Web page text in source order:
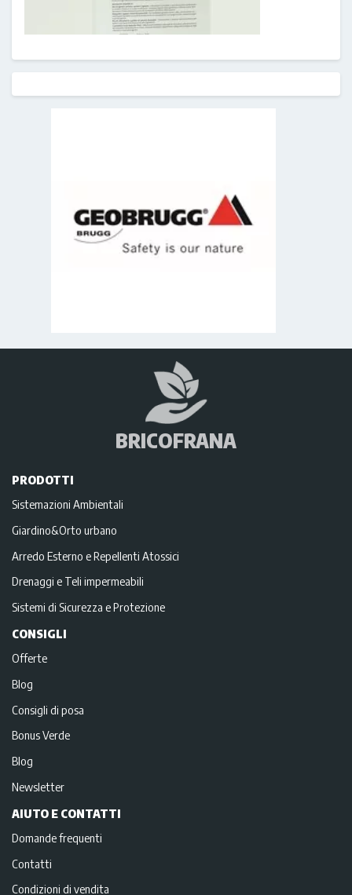
BRICOFRANA
PRODOTTI
Sistemazioni Ambientali
Giardino&Orto urbano
Arredo Esterno e Repellenti Atossici
Drenaggi e Teli impermeabili
Sistemi di Sicurezza e Protezione
CONSIGLI
Offerte
Blog
Consigli di posa
Bonus Verde
Blog
Newsletter
AIUTO E CONTATTI
Domande frequenti
Contatti
Condizioni di vendita